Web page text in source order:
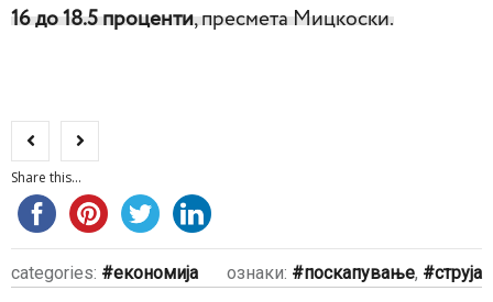
16 до 18.5 проценти, пресмета Мицкоски.
Share this...
categories: економија ознаки: поскапување, струја